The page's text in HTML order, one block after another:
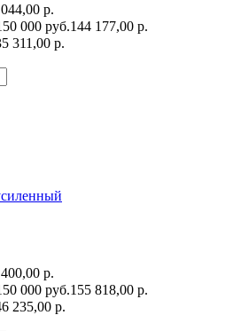
р.
000 руб.144 177,00 р.
311,00 р.
р.
000 руб.155 818,00 р.
235,00 р.